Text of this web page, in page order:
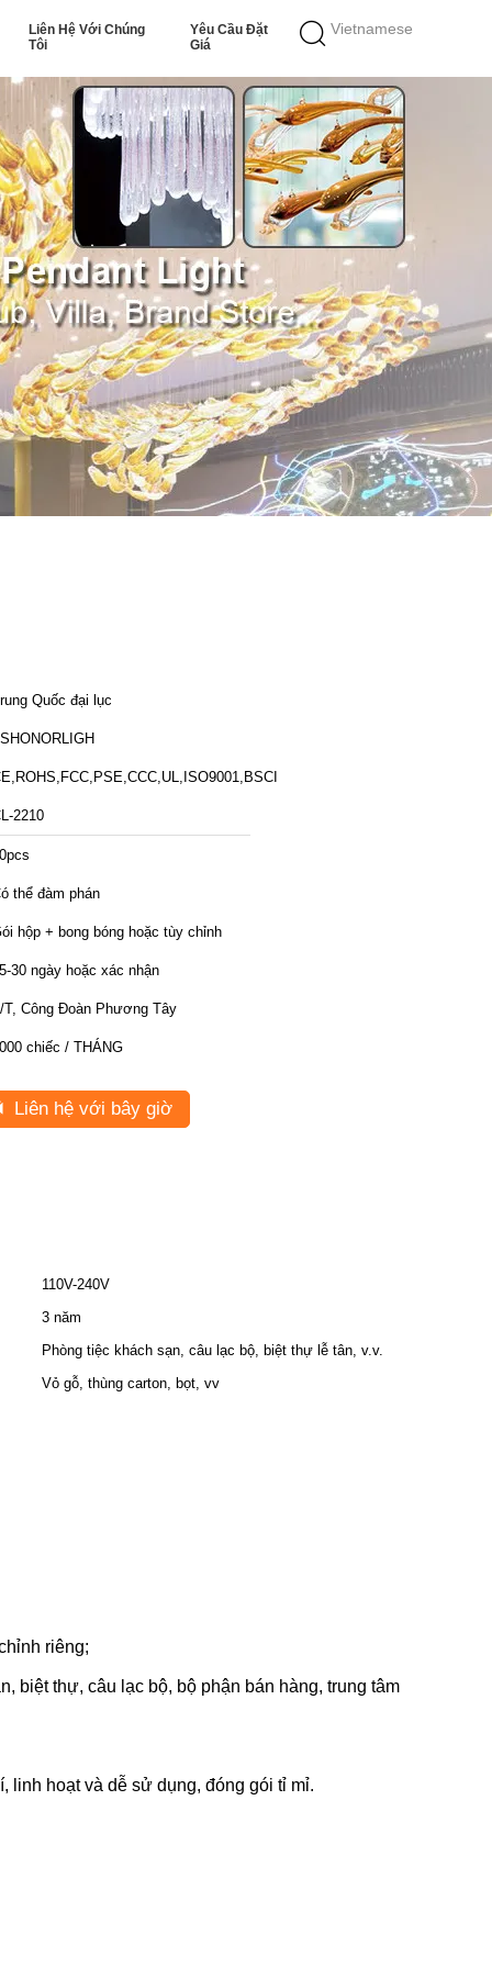
Vietnamese
Liên Hệ Với Chúng
Tôi
Yêu Cầu Đặt
Giá
Quốc đại lục
2210
thể đàm phán
hộp + bong bóng hoặc tùy chỉnh
30 ngày hoặc xác nhận
T, Công Đoàn Phương Tây
chiếc / THÁNG
Liên hệ với bây giờ
110V-240V
3 năm
Phòng tiệc khách sạn, câu lạc bộ, biệt thự lễ tân, v.v.
Vỏ gỗ, thùng carton, bọt, vv
riêng;
biệt thự, câu lạc bộ, bộ phận bán hàng, trung tâm
linh hoạt và dễ sử dụng, đóng gói tỉ mỉ.